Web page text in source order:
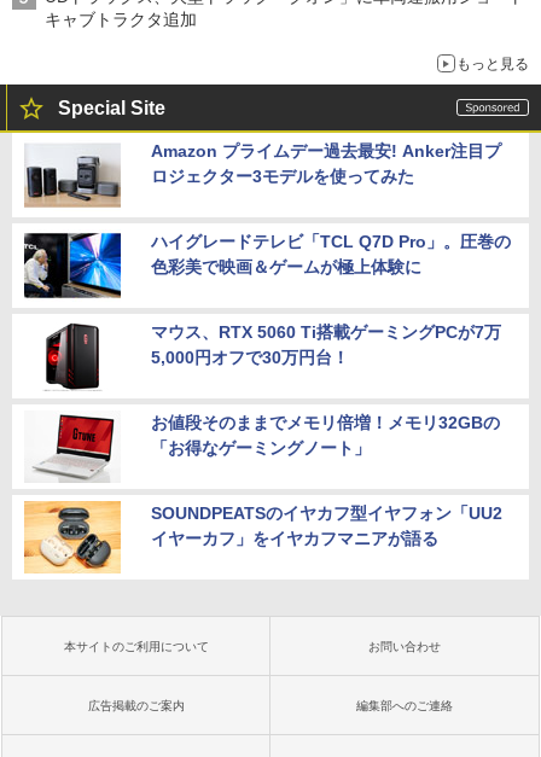
キャブトラクタ追加
もっと見る
Special Site
Amazon プライムデー過去最安! Anker注目プ
ロジェクター3モデルを使ってみた
ハイグレードテレビ「TCL Q7D Pro」。圧巻の
色彩美で映画＆ゲームが極上体験に
マウス、RTX 5060 Ti搭載ゲーミングPCが7万
5,000円オフで30万円台！
お値段そのままでメモリ倍増！メモリ32GBの
「お得なゲーミングノート」
SOUNDPEATSのイヤカフ型イヤフォン「UU2
イヤーカフ」をイヤカフマニアが語る
本サイトのご利用について お問い合わせ
広告掲載のご案内 編集部へのご連絡